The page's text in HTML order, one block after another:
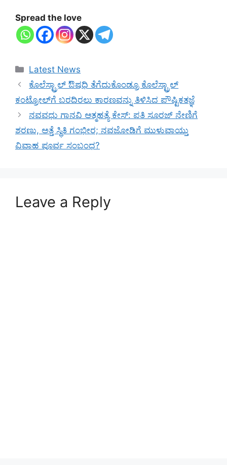
Spread the love
Categories
Latest News
ಕೊಲೆಸ್ಟ್ರಾಲ್ ಔಷಧಿ ತೆಗೆದುಕೊಂಡ್ರೂ ಕೊಲೆಸ್ಟ್ರಾಲ್
ಕಂಟ್ರೋಲ್‌ಗೆ ಬರದಿರಲು ಕಾರಣವನ್ನು ತಿಳಿಸಿದ ಪೌಷ್ಟಿಕತಜ್ಞೆ
ನವವಧು ಗಾನವಿ ಆತ್ಮಹತ್ಯೆ ಕೇಸ್: ಪತಿ ಸೂರಜ್ ನೇಣಿಗೆ
ಶರಣು, ಅತ್ತೆ ಸ್ಥಿತಿ ಗಂಭೀರ; ನವಜೋಡಿಗೆ ಮುಳುವಾಯ್ತು
ವಿವಾಹ ಪೂರ್ವ ಸಂಬಂಧ?
Leave a Reply